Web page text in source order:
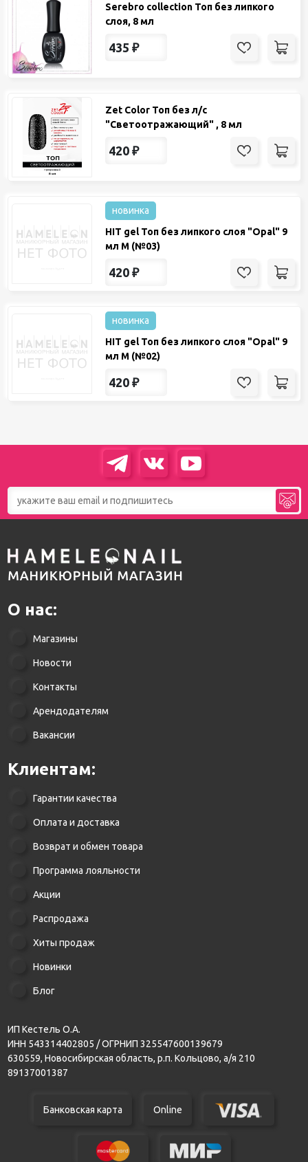
Serebro collection Топ без липкого
слоя, 8 мл
435 ₽
Zet Color Топ без л/с
"Светоотражающий" , 8 мл
420 ₽
новинка
HIT gel Топ без липкого слоя "Opal" 9
мл М (№03)
420 ₽
новинка
HIT gel Топ без липкого слоя "Opal" 9
мл М (№02)
420 ₽
О нас:
Магазины
Новости
Контакты
Арендодателям
Вакансии
Клиентам:
Гарантии качества
Оплата и доставка
Возврат и обмен товара
Программа лояльности
Акции
Распродажа
Хиты продаж
Новинки
Блог
ИП Кестель О.А.
ИНН 543314402805 / ОГРНИП 325547600139679
630559, Новосибирская область, р.п. Кольцово, а/я 210
89137001387
Банковская карта Online